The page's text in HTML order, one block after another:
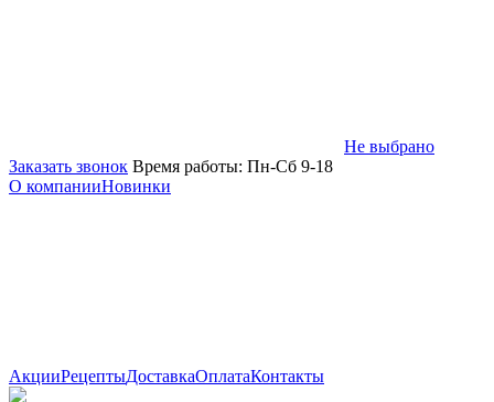
Не выбрано
Заказать звонок Время работы: Пн-Сб 9-18
О компанииНовинки
АкцииРецептыДоставкаОплатаКонтакты